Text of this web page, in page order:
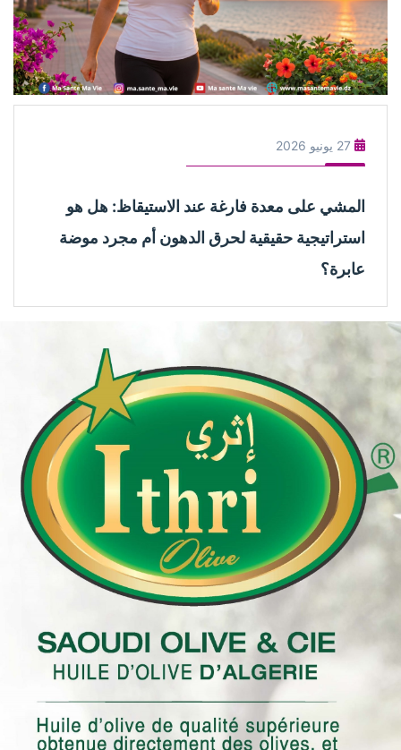
27 يونيو 2026
المشي على معدة فارغة عند الاستيقاظ: هل هو
استراتيجية حقيقية لحرق الدهون أم مجرد موضة
عابرة؟